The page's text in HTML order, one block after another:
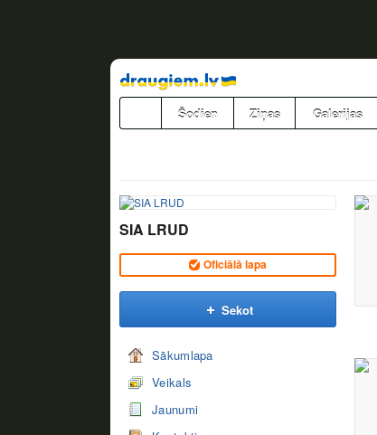
Pāriet
uz
saturu
Šodien Ziņas Galerijas
SIA LRUD
Oficiālā lapa
Sekot
Sākumlapa
Veikals
Jaunumi